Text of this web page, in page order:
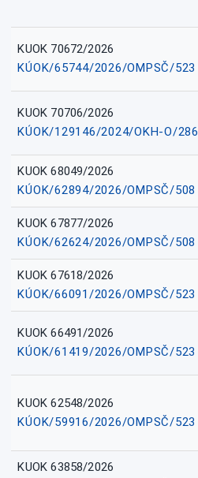
KUOK 70672/2026
KÚOK/65744/2026/OMPSČ/523
KUOK 70706/2026
KÚOK/129146/2024/OKH-O/286
KUOK 68049/2026
KÚOK/62894/2026/OMPSČ/508
KUOK 67877/2026
KÚOK/62624/2026/OMPSČ/508
KUOK 67618/2026
KÚOK/66091/2026/OMPSČ/523
KUOK 66491/2026
KÚOK/61419/2026/OMPSČ/523
KUOK 62548/2026
KÚOK/59916/2026/OMPSČ/523
KUOK 63858/2026